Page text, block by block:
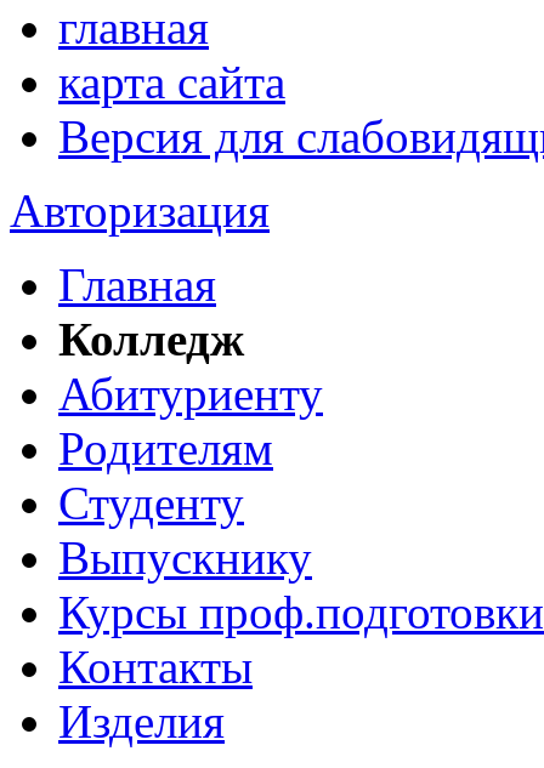
главная
карта сайта
Версия для
Авторизация
Главная
Колледж
Абитуриенту
Родителям
Студенту
Выпускнику
Курсы проф.подготовки
Контакты
Изделия